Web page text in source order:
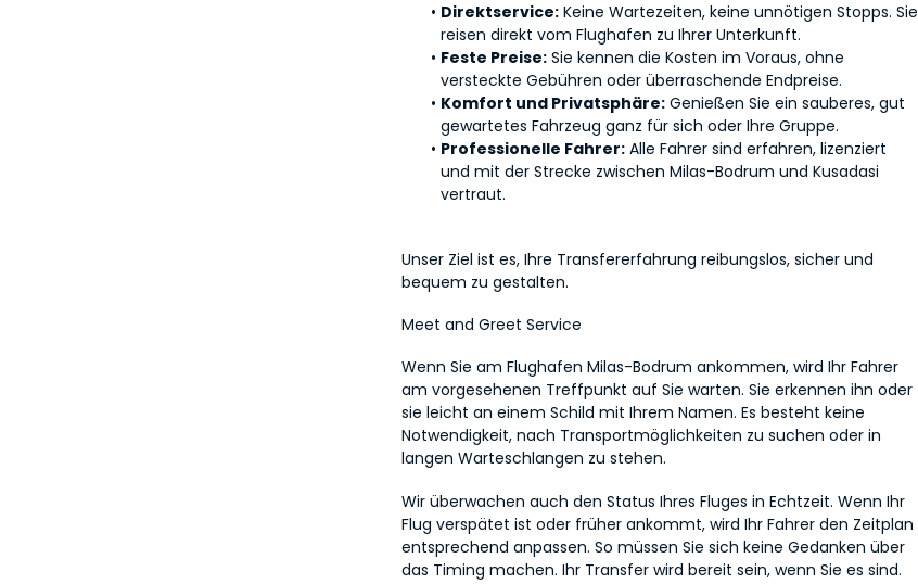
Direktservice: Keine Wartezeiten, keine unnötigen Stopps. Sie
reisen direkt vom Flughafen zu Ihrer Unterkunft.
Feste Preise: Sie kennen die Kosten im Voraus, ohne
versteckte Gebühren oder überraschende Endpreise.
Komfort und Privatsphäre: Genießen Sie ein sauberes, gut
gewartetes Fahrzeug ganz für sich oder Ihre Gruppe.
Professionelle Fahrer: Alle Fahrer sind erfahren, lizenziert
und mit der Strecke zwischen Milas-Bodrum und Kusadasi
vertraut.
Unser Ziel ist es, Ihre Transfererfahrung reibungslos, sicher und
bequem zu gestalten.
Meet and Greet Service
Wenn Sie am Flughafen Milas-Bodrum ankommen, wird Ihr Fahrer
am vorgesehenen Treffpunkt auf Sie warten. Sie erkennen ihn oder
sie leicht an einem Schild mit Ihrem Namen. Es besteht keine
Notwendigkeit, nach Transportmöglichkeiten zu suchen oder in
langen Warteschlangen zu stehen.
Wir überwachen auch den Status Ihres Fluges in Echtzeit. Wenn Ihr
Flug verspätet ist oder früher ankommt, wird Ihr Fahrer den Zeitplan
entsprechend anpassen. So müssen Sie sich keine Gedanken über
das Timing machen. Ihr Transfer wird bereit sein, wenn Sie es sind.